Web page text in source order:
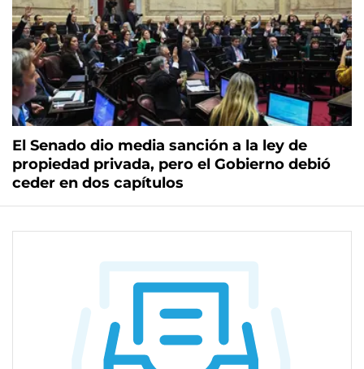
El Senado dio media sanción a la ley de
propiedad privada, pero el Gobierno debió
ceder en dos capítulos